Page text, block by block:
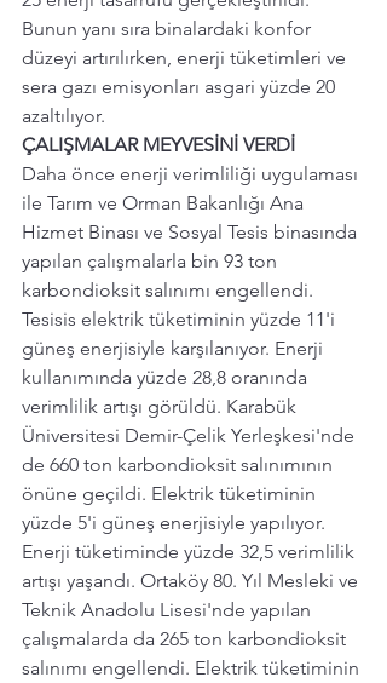
Bunun yanı sıra binalardaki konfor
düzeyi artırılırken, enerji tüketimleri ve
sera gazı emisyonları asgari yüzde 20
azaltılıyor.
ÇALIŞMALAR MEYVESİNİ VERDİ
Daha önce enerji verimliliği uygulaması
ile Tarım ve Orman Bakanlığı Ana
Hizmet Binası ve Sosyal Tesis binasında
yapılan çalışmalarla bin 93 ton
karbondioksit salınımı engellendi.
Tesisis elektrik tüketiminin yüzde 11'i
güneş enerjisiyle karşılanıyor. Enerji
kullanımında yüzde 28,8 oranında
verimlilik artışı görüldü. Karabük
Üniversitesi Demir-Çelik Yerleşkesi'nde
de 660 ton karbondioksit salınımının
önüne geçildi. Elektrik tüketiminin
yüzde 5'i güneş enerjisiyle yapılıyor.
Enerji tüketiminde yüzde 32,5 verimlilik
artışı yaşandı. Ortaköy 80. Yıl Mesleki ve
Teknik Anadolu Lisesi'nde yapılan
çalışmalarda da 265 ton karbondioksit
salınımı engellendi. Elektrik tüketiminin